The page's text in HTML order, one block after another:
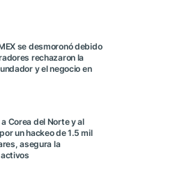
se desmoronó debido
rechazaron la
y el negocio en
Corea del Norte y al
un hackeo de 1.5 mil
asegura la